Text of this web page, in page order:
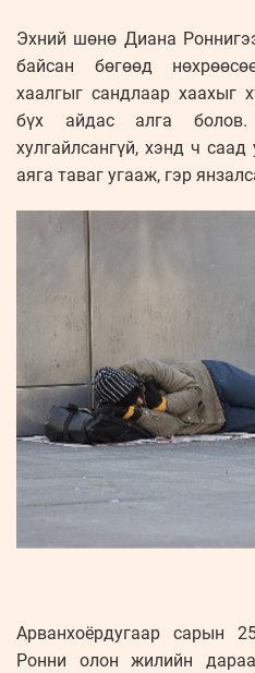
Эхний шөнө Диана
байсан бөгөөд
хаалгыг сандлаар хаахыг
бүх айдас алга
хулгайлсангүй, хэнд ч саад
аяга таваг угааж, гэр
Арванхоёрдугаар сарын
Ронни олон жилийн